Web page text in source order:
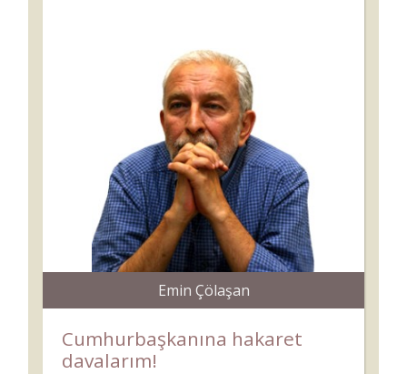
Emin Çölaşan
Cumhurbaşkanına hakaret
davalarım!